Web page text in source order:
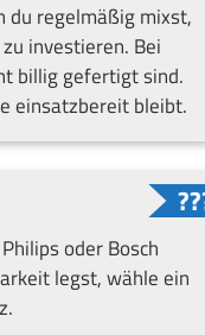
du regelmäßig mixst,
investieren. Bei
billig gefertigt sind.
einsatzbereit bleibt.
oder Bosch
legst, wähle ein